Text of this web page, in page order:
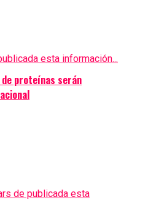
esta información...
proteínas serán
de publicada esta